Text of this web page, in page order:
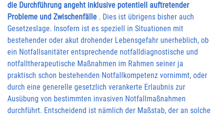
die Durchführung angeht inklusive potentiell auftretender
Probleme und Zwischenfälle . Dies ist übrigens bisher auch
Gesetzeslage. Insofern ist es speziell in Situationen mit
bestehender oder akut drohender Lebensgefahr unerheblich, ob
ein Notfallsanitäter entsprechende notfalldiagnostische und
notfalltherapeutische Maßnahmen im Rahmen seiner ja
praktisch schon bestehenden Notfallkompetenz vornimmt, oder
durch eine generelle gesetzlich verankerte Erlaubnis zur
Ausübung von bestimmten invasiven Notfallmaßnahmen
durchführt. Entscheidend ist nämlich der Maßstab, der an solche